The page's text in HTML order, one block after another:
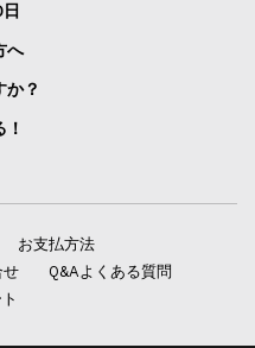
へ
か？
お支払方法
せ
Q&Aよくある質問